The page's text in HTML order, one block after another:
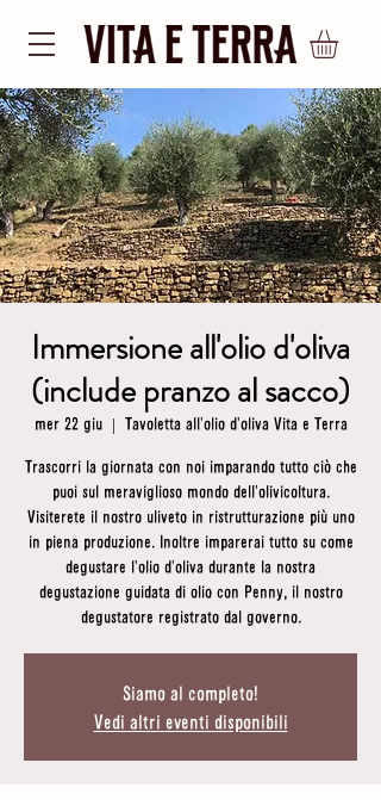
Immersione all'olio d'oliva
(include pranzo al sacco)
mer 22 giu
  |
Tavoletta all'olio d'oliva Vita e Terra
Trascorri la giornata con noi imparando tutto ciò che
puoi sul meraviglioso mondo dell'olivicoltura.
Visiterete il nostro uliveto in ristrutturazione più uno
in piena produzione. Inoltre imparerai tutto su come
degustare l'olio d'oliva durante la nostra
degustazione guidata di olio con Penny, il nostro
degustatore registrato dal governo.
Siamo al completo!
Vedi altri eventi disponibili